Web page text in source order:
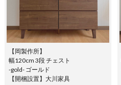
【岡製作所】
幅120cm 3段 チェスト
-gold- ゴールド
【開梱設置】大川家具